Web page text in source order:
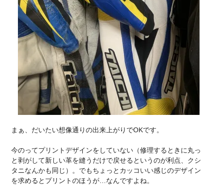
まぁ、だいたい想像通りの出来上がりでOKです。
今のってプリントデザインをしていない（修理するときに丸っ
と剥がして新しい革を縫うだけで戻せるというのが利点、クシ
タニなんかも同じ）。でもちょっとカッコいい感じのデザイン
を求めるとプリントのほうが…なんですよね。